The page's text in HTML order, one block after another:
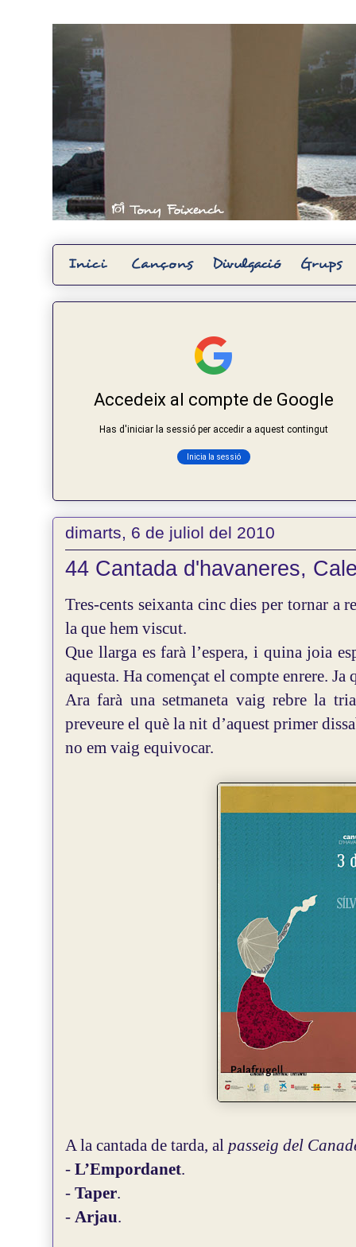
dimarts, 6 de juliol del 2010
44 Cantada d'havaneres,
Tres-cents seixanta cinc dies per tornar a
la que hem viscut.
Que llarga es farà l’espera, i quina joia
aquesta. Ha començat el compte enrere. Ja
Ara farà una setmaneta vaig rebre la
preveure el què la nit d’aquest primer
no em vaig equivocar.
A la cantada de tarda, al passeig del
- L’Empordanet.
- Taper.
- Arjau.